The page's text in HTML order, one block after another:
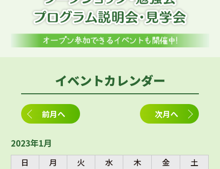
イベントカレンダー
前月へ 次月へ
2023年1月
日 月 火 水 木 金
土